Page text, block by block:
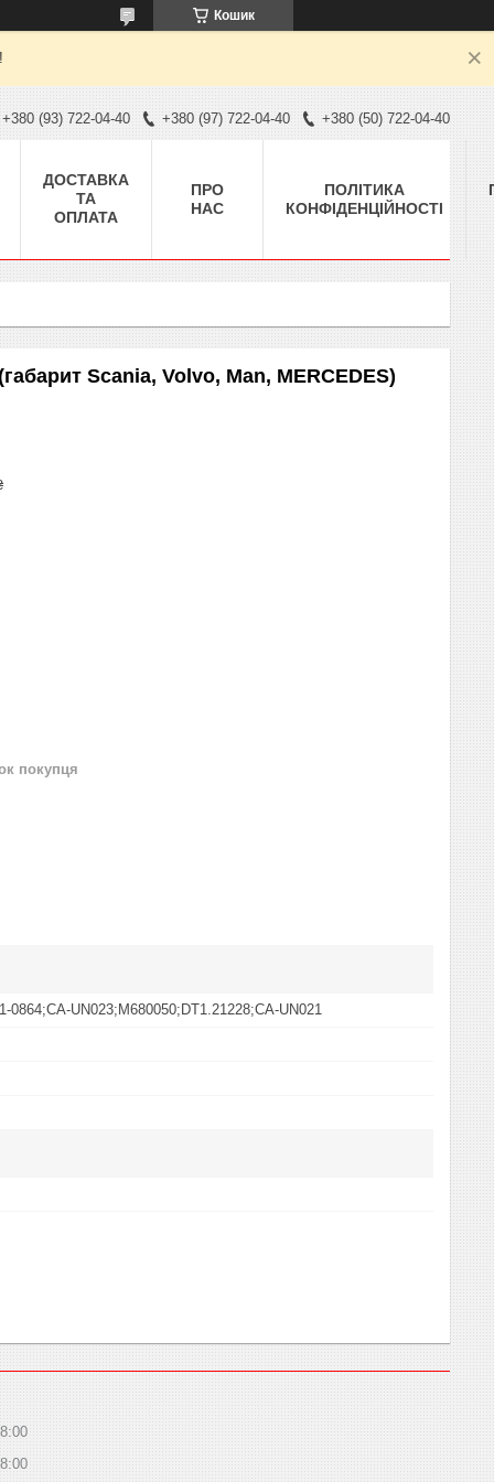
Кошик
+380 (93) 722-04-40 +380 (97) 722-04-40 +380 (50) 722-04-40
ДОСТАВКА
ТА
ОПЛАТА
ПРО
НАС
ПОЛІТИКА
КОНФІДЕНЦІЙНОСТІ
Scania, Volvo, Man, MERCEDES)
покупця
0864;CA-UN023;M680050;DT1.21228;CA-UN021